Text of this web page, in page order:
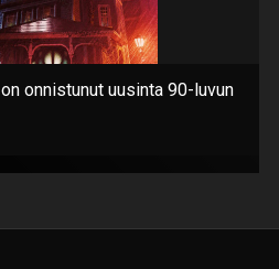
onnistunut uusinta 90-luvun